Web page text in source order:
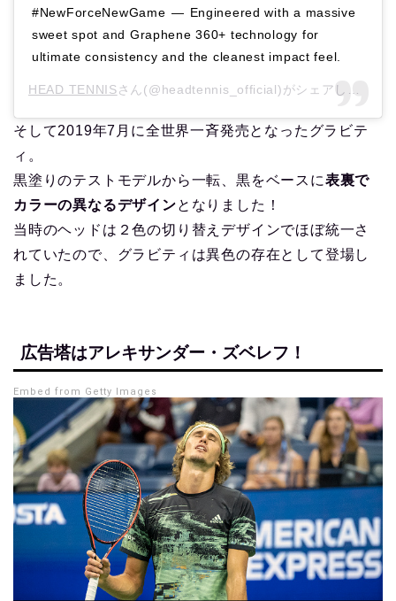
#NewForceNewGame⁣⁣ —⁣⁣ Engineered with a massive
sweet spot and Graphene 360+ technology for
ultimate consistency and the cleanest impact feel.
HEAD TENNISさん(@headtennis_official)がシェアした投稿 –
そして2019年7月に全世界一斉発売となったグラビテ
ィ。
黒塗りのテストモデルから一転、黒をベースに表裏で
カラーの異なるデザインとなりました！
当時のヘッドは２色の切り替えデザインでほぼ統一さ
れていたので、グラビティは異色の存在として登場し
ました。
広告塔はアレキサンダー・ズベレフ！
Embed from Getty Images